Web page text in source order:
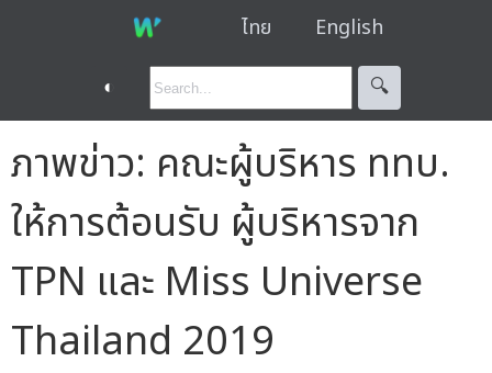
ไทย English
◐ 🔍︎
ภาพข่าว: คณะผู้บริหาร ททบ.
ให้การต้อนรับ ผู้บริหารจาก
TPN และ Miss Universe
Thailand 2019